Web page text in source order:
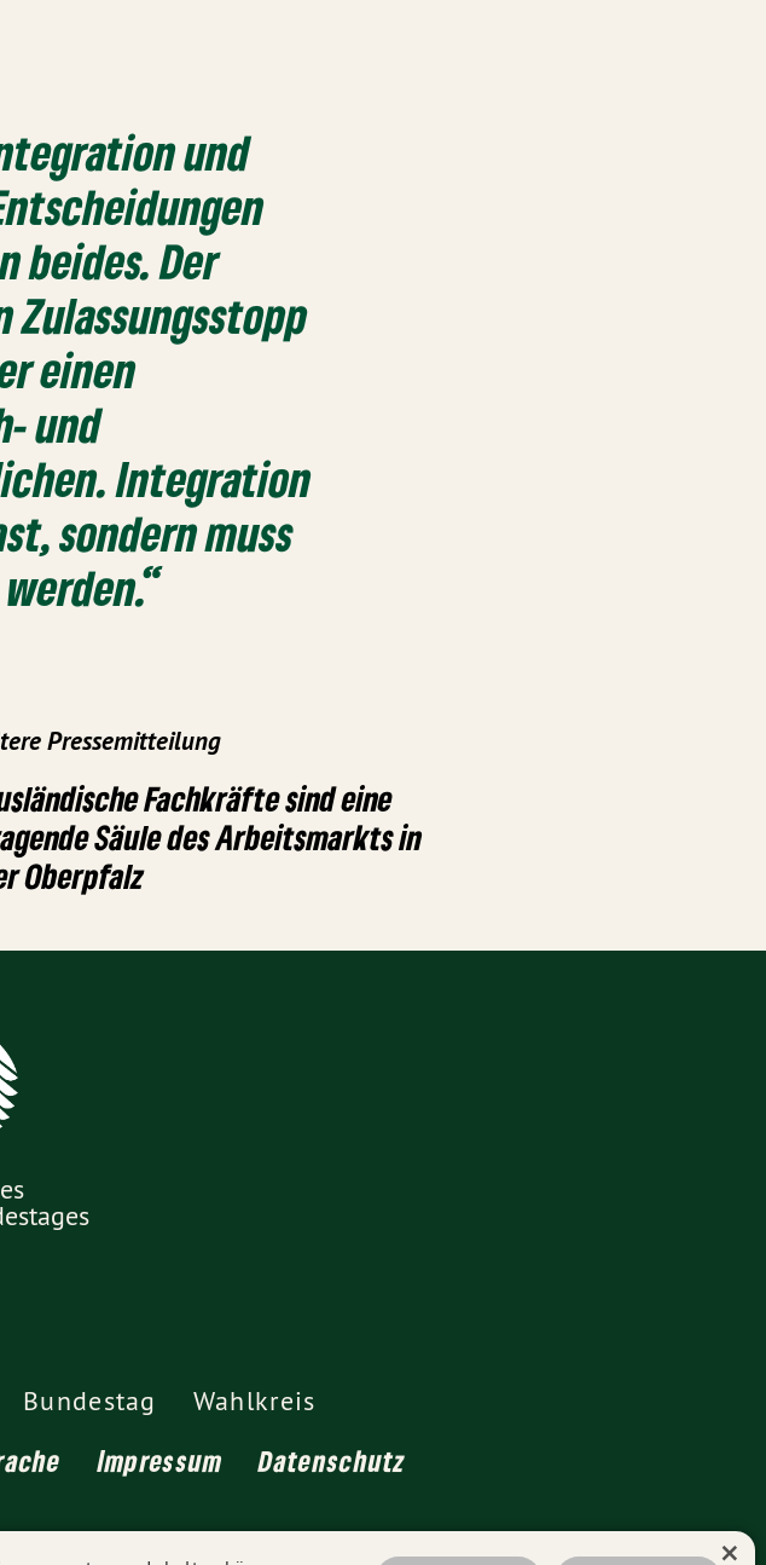
und
beides. Der
Zulassungsstopp
einen
und
Integration
sondern muss
Pressemitteilung
Fachkräfte sind eine
Säule des Arbeitsmarkts in
Oberpfalz
Bundestag Wahlkreis
Impressum Datenschutz
Rechte vorbehalten. ×